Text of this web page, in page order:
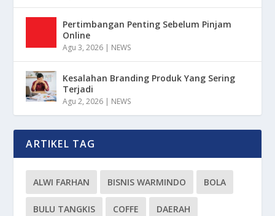
Pertimbangan Penting Sebelum Pinjam
Online
Agu 3, 2026 | NEWS
Kesalahan Branding Produk Yang Sering
Terjadi
Agu 2, 2026 | NEWS
ARTIKEL TAG
ALWI FARHAN BISNIS WARMINDO BOLA
BULU TANGKIS COFFE DAERAH